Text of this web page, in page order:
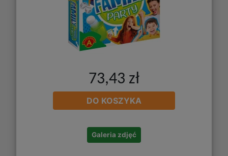
73,43 zł
DO KOSZYKA
Galeria zdjęć